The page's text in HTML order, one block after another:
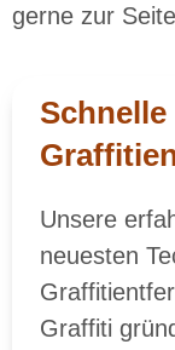
gerne zur
Unsere
neuesten
Graffiti